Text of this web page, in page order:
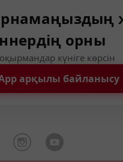
орны
оқырмандар күніге көрсін
арқылы байланысу